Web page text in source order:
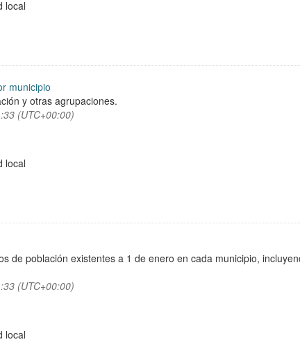
local
municipio
y otras agrupaciones.
(UTC+00:00)
local
de población existentes a 1 de enero en cada municipio,
(UTC+00:00)
local